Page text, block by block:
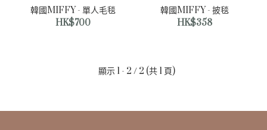
韓國MIFFY - 單人毛毯
HK$700
韓國MIFFY - 披毯
HK$358
顯示 1 - 2 / 2 (共 1 頁)